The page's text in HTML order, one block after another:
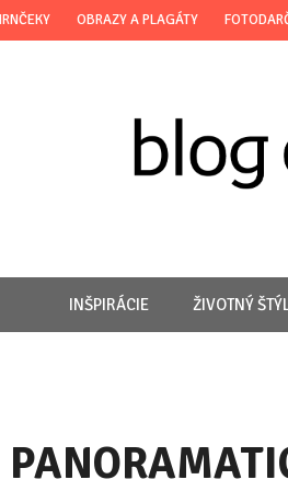
OBRAZY A PLAGÁTY
INŠPIRÁCIE ŽIVOTNÝ